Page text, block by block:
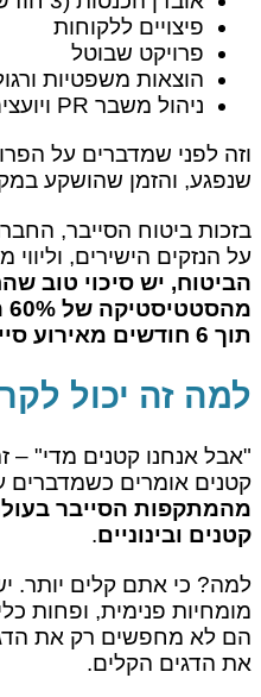
פיצויים ללקוחות
פרויקט שבוטל
הוצאות משפטיות
ניהול משבר PR ויועצים
וזה לפני שמדברים על
שנפגע, והזמן שהושקע
בזכות ביטוח הסייבר,
על הנזקים הישירים,
הביטוח, יש סיכוי טוב
תוך 6 חודשים מאירוע סייבר
למה זה יכול
"אבל אנחנו קטנים מדי" –
קטנים אומרים כשמדברים
מהמתקפות הסייבר
קטנים ובינוניים.
למה? כי אתם קלים יותר.
מומחיות פנימית, ופחות
הם לא מחפשים רק את
את הדגים הקלים.